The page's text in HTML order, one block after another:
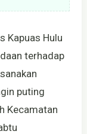
Kapuas Hulu
terhadap
puting
Kecamatan